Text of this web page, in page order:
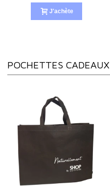
J'achète
POCHETTES CADEAUX